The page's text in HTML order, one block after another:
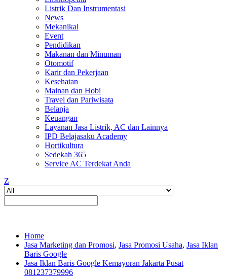
Listrik Dan Instrumentasi
News
Mekanikal
Event
Pendidikan
Makanan dan Minuman
Otomotif
Karir dan Pekerjaan
Kesehatan
Mainan dan Hobi
Travel dan Pariwisata
Belanja
Keuangan
Layanan Jasa Listrik, AC dan Lainnya
IPD Belajasaku Academy
Hortikultura
Sedekah 365
Service AC Terdekat Anda
Z
Home
Jasa Marketing dan Promosi, Jasa Promosi Usaha, Jasa Iklan
Baris Google
Jasa Iklan Baris Google Kemayoran Jakarta Pusat
081237379996